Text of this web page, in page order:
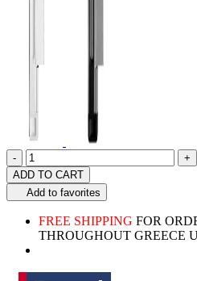
Quantity
-product.increase.quantity +
ADD TO CART
Add to favorites
FREE SHIPPING FOR
THROUGHOUT GREECE